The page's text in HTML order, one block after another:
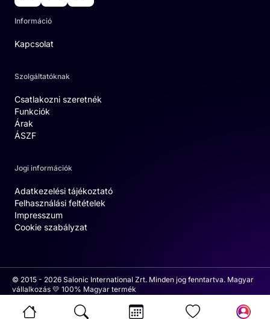
Információ
Kapcsolat
Szolgáltatóknak
Csatlakozni szeretnék
Funkciók
Árak
ÁSZF
Jogi információk
Adatkezelési tájékoztató
Felhasználási feltételek
Impresszum
Cookie szabályzat
© 2015 - 2026 Salonic International Zrt. Minden jog fenntartva. Magyar
vállalkozás 💛 100% Magyar termék